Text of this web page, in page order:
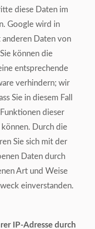
diese Daten im
Google wird in
anderen Daten von
können die
entsprechende
verhindern; wir
Sie in diesem Fall
dieser
Durch die
Sie sich mit der
Daten durch
Art und Weise
einverstanden.
IP-Adresse durch